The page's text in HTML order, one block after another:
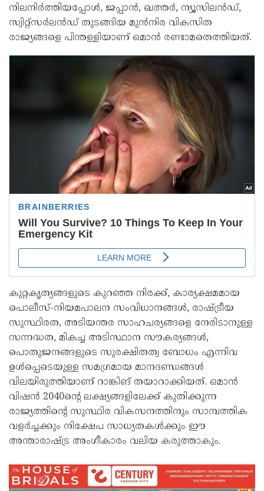
നിലനിർത്തിയപ്പോൾ, ജപ്പാൻ, ഖത്തർ, ന്യൂസിലൻഡ്,
സ്വിറ്റ്‌സർലൻഡ് തുടങ്ങിയ മുൻനിര വികസിത
രാജ്യങ്ങളെ പിന്തള്ളിയാണ് ഒമാൻ രണ്ടാമതെത്തിയത്.
കുറ്റകൃത്യങ്ങളുടെ കുറഞ്ഞ നിരക്ക്, കാര്യക്ഷമമായ
പൊലീസ്-നിയമപാലന സംവിധാനങ്ങൾ, രാഷ്ട്രീയ
സുസ്ഥിരത, അടിയന്തര സാഹചര്യങ്ങളെ നേരിടാനുള്ള
സന്നദ്ധത, മികച്ച അടിസ്ഥാന സൗകര്യങ്ങൾ,
പൊതുജനങ്ങളുടെ സുരക്ഷിതത്വ ബോധം എന്നിവ
ഉൾപ്പെടെയുള്ള സമഗ്രമായ മാനദണ്ഡങ്ങൾ
വിലയിരുത്തിയാണ് റാങ്കിങ് തയാറാക്കിയത്. ഒമാൻ
വിഷൻ 2040ന്റെ ലക്ഷ്യങ്ങളിലേക്ക് കുതിക്കുന്ന
രാജ്യത്തിന്റെ സുസ്ഥിര വികസനത്തിനും സാമ്പത്തിക
വളർച്ചക്കും നിക്ഷേപ സാധ്യതകൾക്കും ഈ
അന്താരാഷ്ട്ര അംഗീകാരം വലിയ കരുത്താകും.